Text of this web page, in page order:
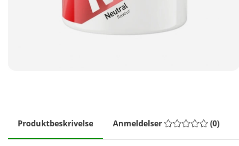
Produktbeskrivelse Anmeldelser (0)